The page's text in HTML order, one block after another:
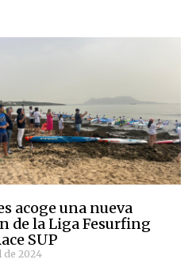
acoge una nueva
de la Liga Fesurfing
SUP
de 2024